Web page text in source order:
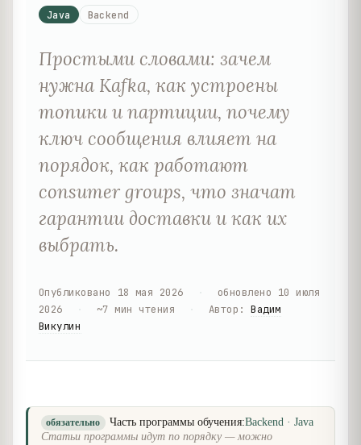
Java Backend
Простыми словами: зачем
нужна Kafka, как устроены
топики и партиции, почему
ключ сообщения влияет на
порядок, как работают
consumer groups, что значат
гарантии доставки и как их
выбрать.
Опубликовано 18 мая 2026 обновлено 10 июля
2026
~7 мин чтения Автор :Вадим
Викулин
обязательно Часть программы обучения:Backend · Java
Статьи программы идут по порядку — можно